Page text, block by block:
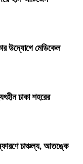
উদ্যোগে মেডিকেল
ঢাকা শহরের
চাঞ্চল্য, আতঙ্কে